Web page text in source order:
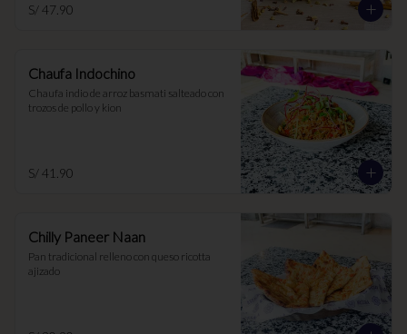
S/ 47.90
Chaufa Indochino
Chaufa indio de arroz basmati salteado con
trozos de pollo y kion
S/ 41.90
Chilly Paneer Naan
Pan tradicional relleno con queso ricotta
ajizado